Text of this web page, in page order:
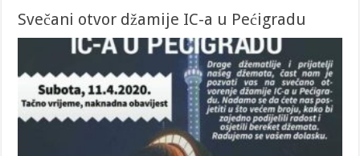
Svečani otvor džamije IC-a u Pećigradu